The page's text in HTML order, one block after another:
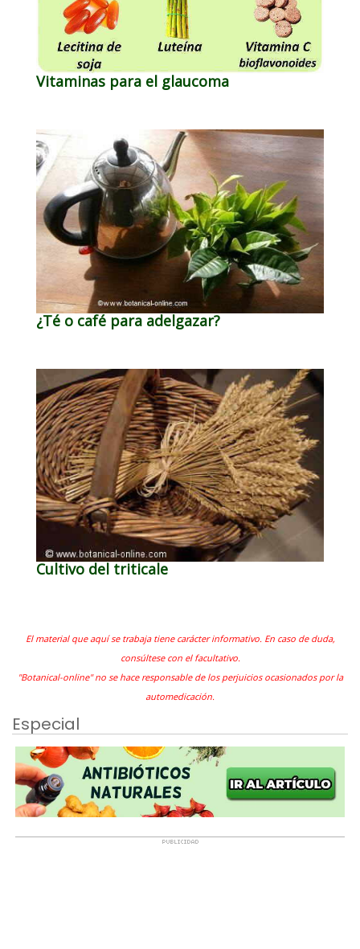
Vitaminas para el glaucoma
¿Té o café para adelgazar?
Cultivo del triticale
El material que aquí se trabaja tiene carácter informativo. En caso de duda,
consúltese con el facultativo.
"Botanical-online" no se hace responsable de los perjuicios ocasionados por la
automedicación.
Especial